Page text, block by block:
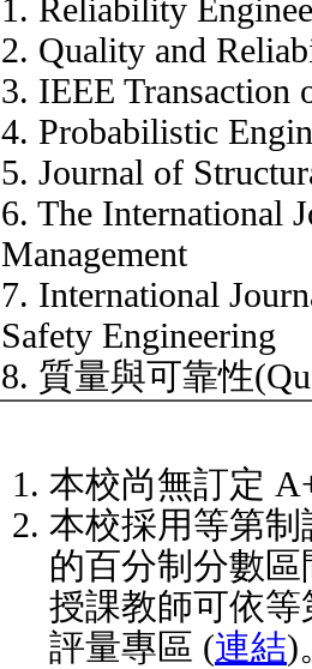
1. Reliability
2. Quality and
3. IEEE Transaction
4. Probabilistic
5. Journal of
6. The International
Management
7. International
Safety Engineering
8. 質量與可靠性
本校尚無訂定
本校採用等第
的百分制分數
授課教師可依
評量專區 (連結)